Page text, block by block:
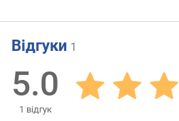
Відгуки 1
5.0
1 відгук